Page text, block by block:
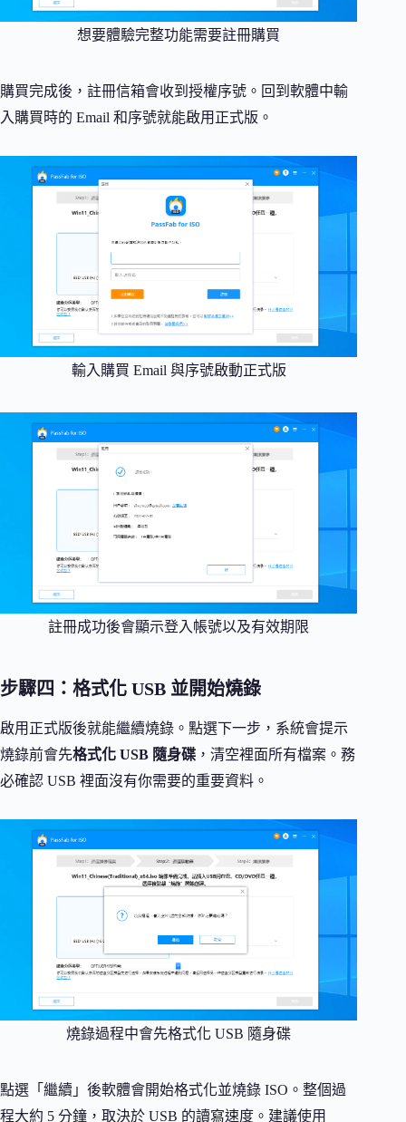
想要體驗完整功能需要註冊購買
購買完成後，註冊信箱會收到授權序號。回到軟體中輸
入購買時的 Email 和序號就能啟用正式版。
輸入購買 Email 與序號啟動正式版
註冊成功後會顯示登入帳號以及有效期限
步驟四：格式化 USB 並開始燒錄
啟用正式版後就能繼續燒錄。點選下一步，系統會提示
燒錄前會先格式化 USB 隨身碟 ，清空裡面所有檔案。務
必確認 USB 裡面沒有你需要的重要資料。
燒錄過程中會先格式化 USB 隨身碟
點選「繼續」後軟體會開始格式化並燒錄 ISO。整個過
程大約 5 分鐘，取決於 USB 的讀寫速度。建議使用